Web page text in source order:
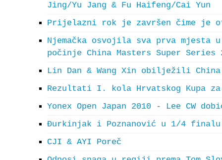
Jing/Yu Jang & Fu Haifeng/Cai Yun
Prijelazni rok je završen čime je
Njemačka osvojila sva prva
počinje China Masters Super Series
Lin Dan & Wang Xin obilježili China
Rezultati I. kola Hrvatskog Kupa
Yonex Open Japan 2010 - Lee CW
Đurkinjak i Poznanović u 1/4 finalu
CJI & AYI Poreč